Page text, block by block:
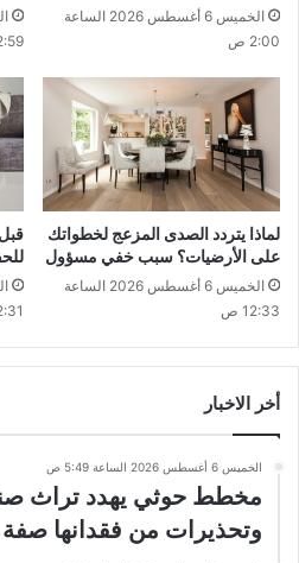
الخميس 6 أغسطس 2026 الساعة
2:00 ص
لماذا يتردد الصدى المزعج لخطواتك
على الأرضيات؟ سبب خفي مسؤول
الخميس 6 أغسطس 2026 الساعة
12:33 ص
أخر الاخبار
الخميس 6 أغسطس 2026 الساعة 5:49 ص
مخطط حوثي يهدد تراث
وتحذيرات من فقدانها صفة